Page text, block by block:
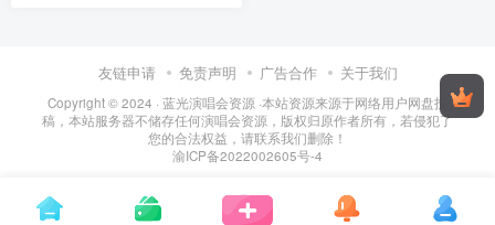
友链申请 免责声明 广告合作 关于我们
Copyright © 2024 · 蓝光演唱会资源 ·本站资源来源于网络用户网盘投
稿，本站服务器不储存任何演唱会资源，版权归原作者所有，若侵犯了
您的合法权益，请联系我们删除！
渝ICP备2022002605号-4